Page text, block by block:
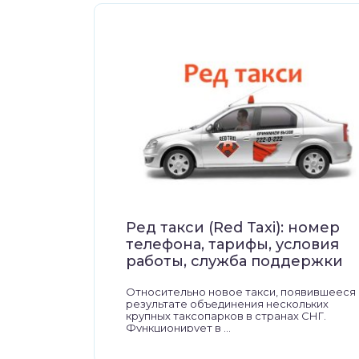
Ред такси (Red Taxi): номер
телефона, тарифы, условия
работы, служба поддержки
Относительно новое такси, появившееся
результате объединения нескольких
крупных таксопарков в странах СНГ.
Функционирует в ...